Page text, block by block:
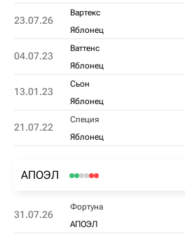
23.07.26
Вартекс
Яблонец
04.07.23
Ваттенс
Яблонец
13.01.23
Сьон
Яблонец
21.07.22
Специя
Яблонец
АПОЭЛ
31.07.26
Фортуна
АПОЭЛ